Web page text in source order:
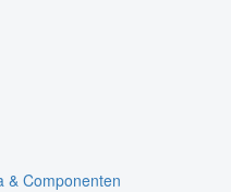
& Componenten